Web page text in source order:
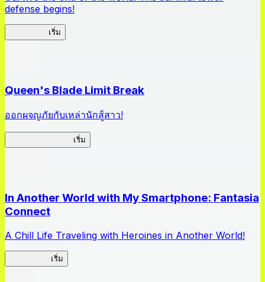
defense begins!
เริ่ม
Queen's Blade Limit Break
ออกผจญภัยกับเหล่านักสู้สาว!
เริ่ม
In Another World with My Smartphone: Fantasia
Connect
A Chill Life Traveling with Heroines in Another World!
เริ่ม